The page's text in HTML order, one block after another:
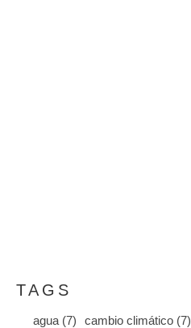
TAGS
agua(7) cambio climático(7)